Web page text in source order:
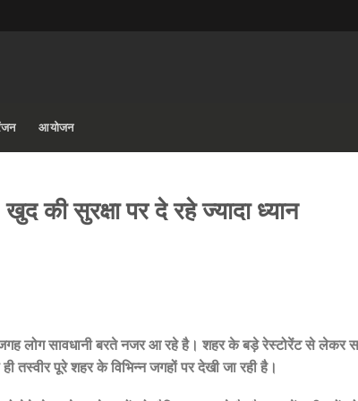
आयोजन
की सुरक्षा पर दे रहे ज्यादा ध्यान
लोग सावधानी बरते नजर आ रहे है। शहर के बड़े रेस्टोरेंट से लेकर
तस्वीर पूरे शहर के विभिन्न जगहों पर देखी जा रही है।